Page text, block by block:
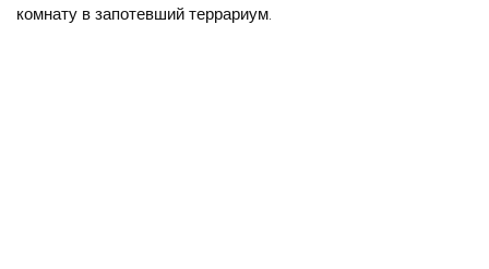
комнату в запотевший террариум.